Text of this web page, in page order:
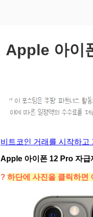
Apple 아이
비트코인 거래를 시작하고
Apple 아이폰 12 Pro 자급
? 하단에 사진을 클릭하면